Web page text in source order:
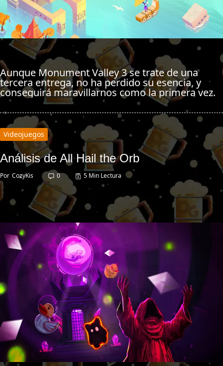
Aunque Monument Valley 3 se trate de una
tercera entrega, no ha perdido su esencia, y
conseguirá maravillarnos como la primera vez.
Videojuegos
Análisis de All Hail the Orb
Por CozyKis 0 5 Min Lectura